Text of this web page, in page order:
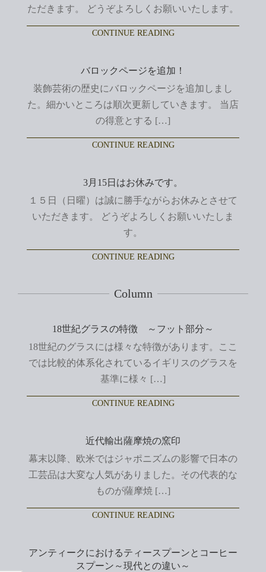
ただきます。 どうぞよろしくお願いいたします。
CONTINUE READING
バロックページを追加！
装飾芸術の歴史にバロックページを追加しまし
た。細かいところは順次更新していきます。 当店
の得意とする […]
CONTINUE READING
3月15日はお休みです。
１５日（日曜）は誠に勝手ながらお休みとさせて
いただきます。 どうぞよろしくお願いいたしま
す。
CONTINUE READING
Column
18世紀グラスの特徴 ～フット部分～
18世紀のグラスには様々な特徴があります。ここ
では比較的体系化されているイギリスのグラスを
基準に様々 […]
CONTINUE READING
近代輸出薩摩焼の窯印
幕末以降、欧米ではジャポニズムの影響で日本の
工芸品は大変な人気がありました。その代表的な
ものが薩摩焼 […]
CONTINUE READING
アンティークにおけるティースプーンとコーヒー
スプーン～現代との違い～